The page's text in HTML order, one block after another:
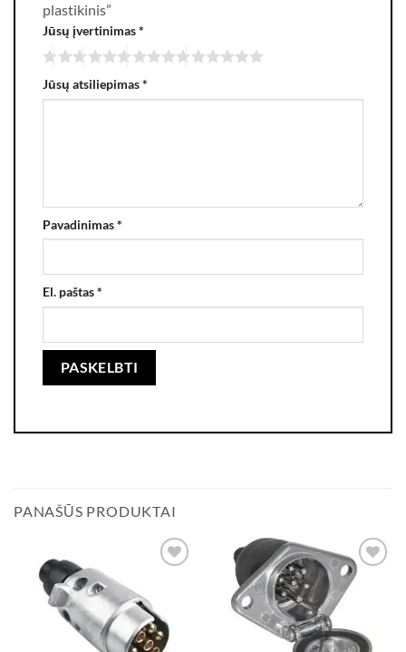
plastikinis”
Jūsų įvertinimas*
Jūsų atsiliepimas*
Pavadinimas*
El. paštas*
PANAŠŪS PRODUKTAI
Add to
wishlist